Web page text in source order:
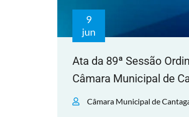
9
jun
Ata da 89ª Sessão
Câmara Municipal de
Câmara Municipal de